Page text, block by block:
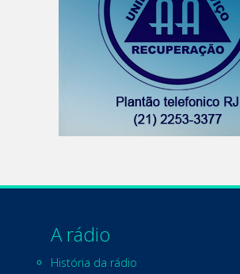
A rádio
História da rádio